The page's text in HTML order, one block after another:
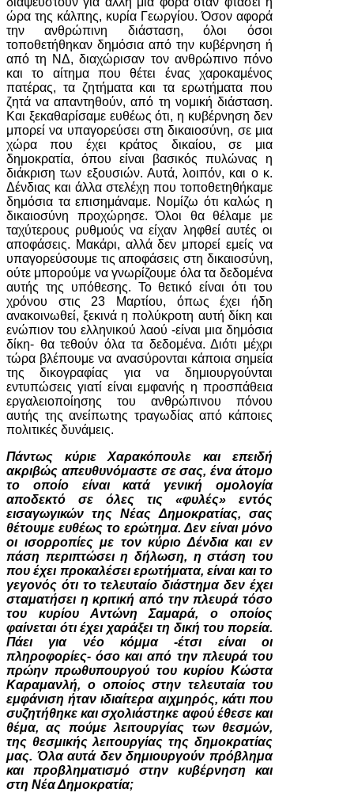
ώρα της κάλπης, κυρία Γεωργίου. Όσον αφορά
την ανθρώπινη διάσταση, όλοι όσοι
τοποθετήθηκαν δημόσια από την κυβέρνηση ή
από τη ΝΔ, διαχώρισαν τον ανθρώπινο πόνο
και το αίτημα που θέτει ένας χαροκαμένος
πατέρας, τα ζητήματα και τα ερωτήματα που
ζητά να απαντηθούν, από τη νομική διάσταση.
Και ξεκαθαρίσαμε ευθέως ότι, η κυβέρνηση δεν
μπορεί να υπαγορεύσει στη δικαιοσύνη, σε μια
χώρα που έχει κράτος δικαίου, σε μια
δημοκρατία, όπου είναι βασικός πυλώνας η
διάκριση των εξουσιών. Αυτά, λοιπόν, και ο κ.
Δένδιας και άλλα στελέχη που τοποθετηθήκαμε
δημόσια τα επισημάναμε. Νομίζω ότι καλώς η
δικαιοσύνη προχώρησε. Όλοι θα θέλαμε με
ταχύτερους ρυθμούς να είχαν ληφθεί αυτές οι
αποφάσεις. Μακάρι, αλλά δεν μπορεί εμείς να
υπαγορεύσουμε τις αποφάσεις στη δικαιοσύνη,
ούτε μπορούμε να γνωρίζουμε όλα τα δεδομένα
αυτής της υπόθεσης. Το θετικό είναι ότι του
χρόνου στις 23 Μαρτίου, όπως έχει ήδη
ανακοινωθεί, ξεκινά η πολύκροτη αυτή δίκη και
ενώπιον του ελληνικού λαού -είναι μια δημόσια
δίκη- θα τεθούν όλα τα δεδομένα. Διότι μέχρι
τώρα βλέπουμε να ανασύρονται κάποια σημεία
της δικογραφίας για να δημιουργούνται
εντυπώσεις γιατί είναι εμφανής η προσπάθεια
εργαλειοποίησης του ανθρώπινου πόνου
αυτής της ανείπωτης τραγωδίας από κάποιες
πολιτικές δυνάμεις.
Πάντως κύριε Χαρακόπουλε και επειδή
ακριβώς απευθυνόμαστε σε σας, ένα άτομο
το οποίο είναι κατά γενική ομολογία
αποδεκτό σε όλες τις «φυλές» εντός
εισαγωγικών της Νέας Δημοκρατίας, σας
θέτουμε ευθέως το ερώτημα. Δεν είναι μόνο
οι ισορροπίες με τον κύριο Δένδια και εν
πάση περιπτώσει η δήλωση, η στάση του
που έχει προκαλέσει ερωτήματα, είναι και το
γεγονός ότι το τελευταίο διάστημα δεν έχει
σταματήσει η κριτική από την πλευρά τόσο
του κυρίου Αντώνη Σαμαρά, ο οποίος
φαίνεται ότι έχει χαράξει τη δική του πορεία.
Πάει για νέο κόμμα -έτσι είναι οι
πληροφορίες- όσο και από την πλευρά του
πρώην πρωθυπουργού του κυρίου Κώστα
Καραμανλή, ο οποίος στην τελευταία του
εμφάνιση ήταν ιδιαίτερα αιχμηρός, κάτι που
συζητήθηκε και σχολιάστηκε αφού έθεσε και
θέμα, ας πούμε λειτουργίας των θεσμών,
της θεσμικής λειτουργίας της δημοκρατίας
μας. Όλα αυτά δεν δημιουργούν πρόβλημα
και προβληματισμό στην κυβέρνηση και
στη Νέα Δημοκρατία;